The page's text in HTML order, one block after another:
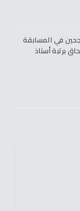
في المسابقة
برتبة أستاذ